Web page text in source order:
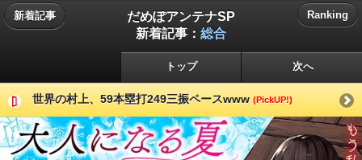
新着記事
だめぽアンテナSP
新着記事： 総合
Ranking
トップ 次へ
世界の村上、59本塁打249三振ペースwww (PickUP!)